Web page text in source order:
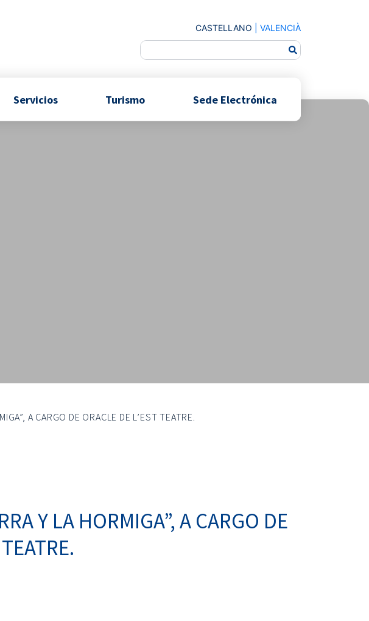
CASTELLANO VALENCIÀ
Servicios Turismo Sede Electrónica
A CARGO DE ORACLE DE L’EST TEATRE.
Y LA HORMIGA”, A CARGO DE